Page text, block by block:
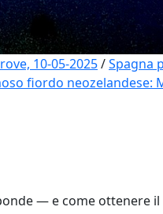
10-05-2025/Spagna
fiordo neozelandese:
— e come ottenere